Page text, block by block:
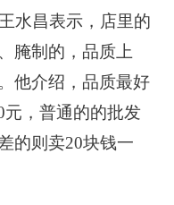
水昌表示，店里的
腌制的，品质上
他介绍，品质最好
元，普通的的批发
的则卖20块钱一